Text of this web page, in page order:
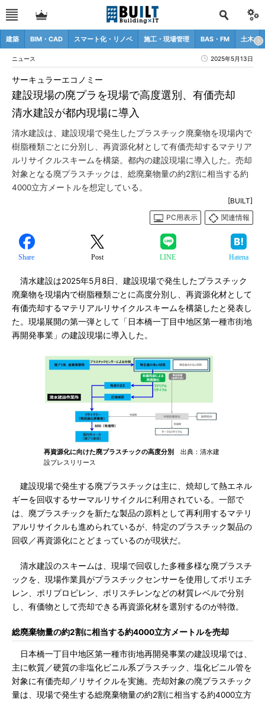
建築 BIM・CAD スマート化・リノベ 施工・現場管理 BAS・FM 土木
ニュース 2025年5月13日
建設現場の廃プラを現場で高度選別、有価売却
清水建設が都内現場に導入
サーキュラーエコノミー
清水建設は、建設現場で発生したプラスチック廃棄物を現場内で
樹脂種類ごとに分別し、再資源化材として有価売却するマテリア
ルリサイクルスキームを構築。都内の建設現場に導入した。売却
対象となる廃プラスチックは、総廃棄物量の約2割に相当する約
4000立方メートルを想定している。
[BUILT]
PC用表示
関連情報
Share Post LINE Hatena
清水建設は2025年5月8日、建設現場で発生したプラスチック
廃棄物を現場内で樹脂種類ごとに高度分別し、再資源化材として
有価売却するマテリアルリサイクルスキームを構築したと発表し
た。現場展開の第一弾として「日本橋一丁目中地区第一種市街地
再開発事業」の建設現場に導入した。
再資源化に向けた廃プラスチックの高度分別
出典：清水建
設プレスリリース
建設現場で発生する廃プラスチックは主に、焼却して熱エネル
ギーを回収するサーマルリサイクルに利用されている。一部で
は、廃プラスチックを新たな製品の原料として再利用するマテリ
アルリサイクルも進められているが、特定のプラスチック製品の
回収／再資源化にとどまっているのが現状だ。
清水建設のスキームは、現場で回収した多種多様な廃プラスチ
ックを、現場作業員がプラスチックセンサーを使用してポリエチ
レン、ポリプロピレン、ポリスチレンなどの材質レベルで分別
し、有価物として売却できる再資源化材を選別するのが特徴。
総廃棄物量の約2割に相当する約4000立方メートルを売却
日本橋一丁目中地区第一種市街地再開発事業の建設現場では、
主に軟質／硬質の非塩化ビニル系プラスチック、塩化ビニル管を
対象に有価売却／リサイクルを実施。売却対象の廃プラスチック
量は、現場で発生する総廃棄物量の約2割に相当する約4000立方